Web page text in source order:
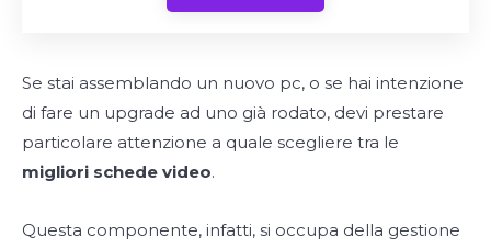
Se stai assemblando un nuovo pc, o se hai intenzione
di fare un upgrade ad uno già rodato, devi prestare
particolare attenzione a quale scegliere tra le
migliori schede video.
Questa componente, infatti, si occupa della gestione